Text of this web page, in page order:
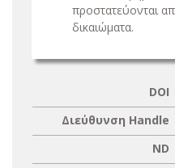
προστατεύονται
δικαιώματα.
DOI
Διεύθυνση Handle
ND